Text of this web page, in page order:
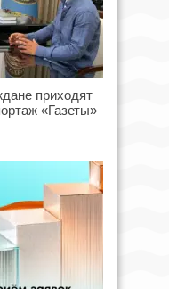
приходят
«Газеты»